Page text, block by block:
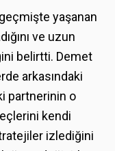
geçmişte yaşanan
ve uzun
belirtti. Demet
arkasındaki
partnerinin o
kendi
izlediğini